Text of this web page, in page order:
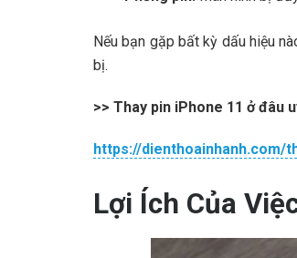
Nếu bạn gặp bất kỳ dấu hiệu
bị.
>> Thay pin iPhone 11 ở đâu
https://dienthoainhanh.com/
Lợi Ích Của